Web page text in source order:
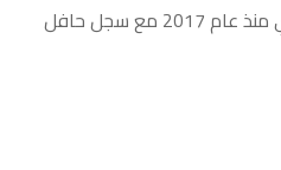
نعمل في السوق الكويتي منذ عام 2017 مع سجل حافل